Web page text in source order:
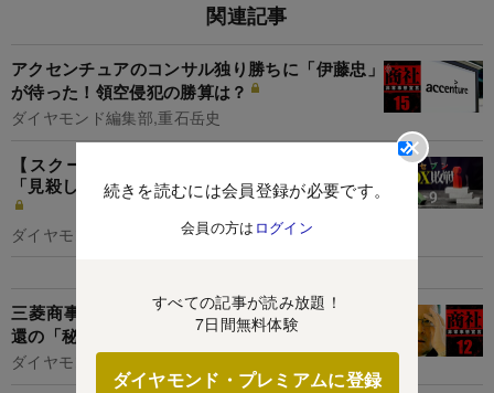
続きを読むには会員登録が必要です。
会員の方は ログイン
すべての記事が読み放題！
7日間無料体験
ダイヤモンド・プレミアムに登録
関連記事
アクセンチュアのコンサル独り勝ちに「伊藤忠」
が待った！領空侵犯の勝算は？
ダイヤモンド編集部,重石岳史
【スクープ】セブン＆アイ経営陣がDX部門を
「見殺し」にした理由、コンビニ至上主義の呪縛
ダイヤモンド編集部,名古屋和希
三菱商事・垣内社長がDOL初登場！業界首位奪
還の「秘策」を直撃
ダイヤモンド編集部